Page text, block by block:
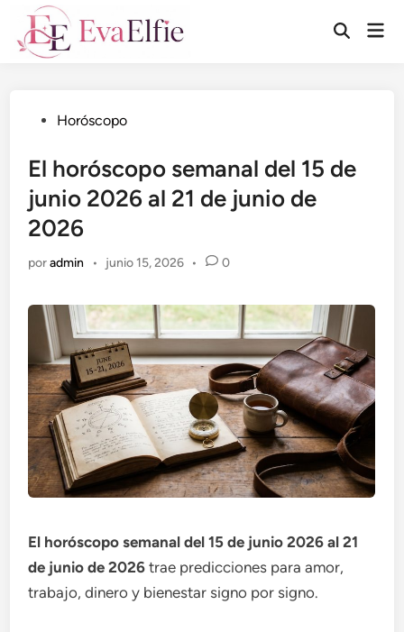
Saltar
contenido
Abrir
Publicado
Horóscopo
El horóscopo semanal del 15 de
junio 2026 al 21 de junio de
2026
poradmin • junio 15, 2026 • 0
El horóscopo semanal del 15 de junio 2026 al 21
de junio de 2026 trae predicciones para amor,
trabajo, dinero y bienestar signo por signo.